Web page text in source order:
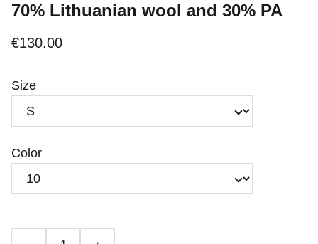
70% Lithuanian wool and 30% PA
€130.00
Size
Color